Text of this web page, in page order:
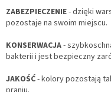
ZABEZPIECZENIE- dzięki
pozostaje na swoim miejscu.
KONSERWACJA-
bakterii i jest bezpieczny
JAKOŚĆ- kolory pozostają